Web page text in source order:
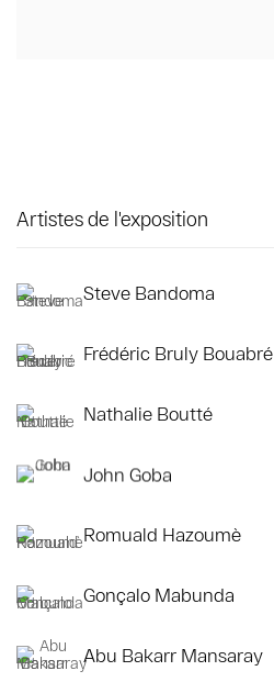
Artistes de l'exposition
Steve Bandoma
Frédéric Bruly Bouabré
Nathalie Boutté
John Goba
Romuald Hazoumè
Gonçalo Mabunda
Abu Bakarr Mansaray